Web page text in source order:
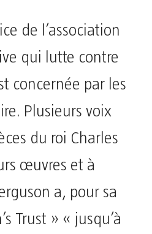
de l’association
qui lutte contre
concernée par les
Plusieurs voix
du roi Charles
œuvres et à
a, pour sa
Trust » « jusqu’à